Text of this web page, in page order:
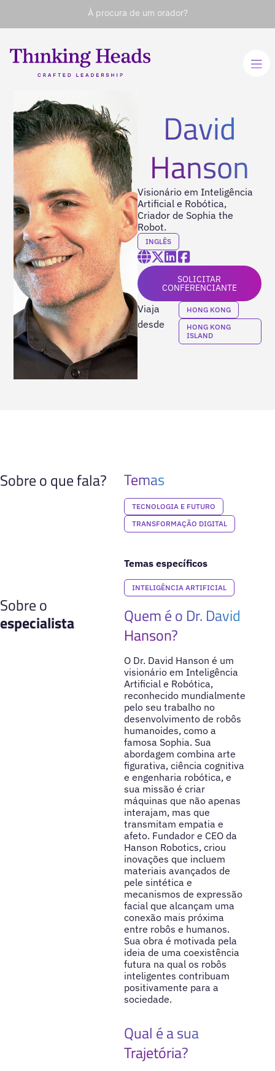
À procura de um orador?
David
Hanson
Visionário em Inteligência
Artificial e Robótica,
Criador de Sophia the
Robot.
INGLÊS
SOLICITAR
CONFERENCIANTE
Viaja
desde
HONG KONG
HONG KONG
ISLAND
Sobre o que fala? Temas
TECNOLOGIA E FUTURO
TRANSFORMAÇÃO DIGITAL
Temas específicos
INTELIGÊNCIA ARTIFICIAL
Sobre o
especialista
Quem é o Dr. David
Hanson?
O Dr. David Hanson é um
visionário em Inteligência
Artificial e Robótica,
reconhecido mundialmente
pelo seu trabalho no
desenvolvimento de robôs
humanoides, como a
famosa Sophia. Sua
abordagem combina arte
figurativa, ciência cognitiva
e engenharia robótica, e
sua missão é criar
máquinas que não apenas
interajam, mas que
transmitam empatia e
afeto. Fundador e CEO da
Hanson Robotics, criou
inovações que incluem
materiais avançados de
pele sintética e
mecanismos de expressão
facial que alcançam uma
conexão mais próxima
entre robôs e humanos.
Sua obra é motivada pela
ideia de uma coexistência
futura na qual os robôs
inteligentes contribuam
positivamente para a
sociedade.
Qual é a sua
Trajetória?